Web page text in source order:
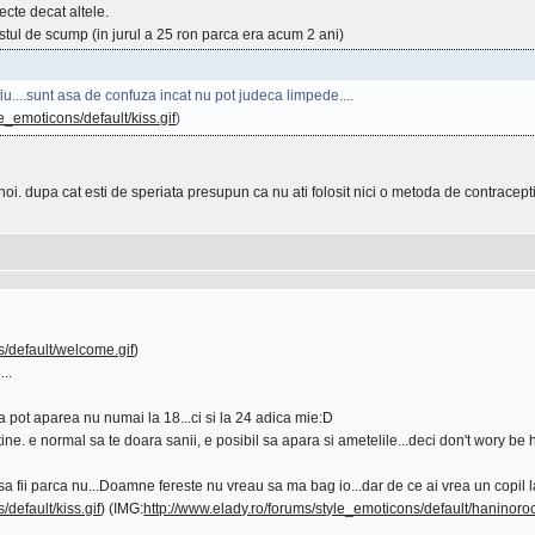
decat altele.
de scump (in jurul a 25 ron parca era acum 2 ani)
asa de confuza incat nu pot judeca limpede....
default/kiss.gif)
dupa cat esti de speriata presupun ca nu ati folosit nici o metoda de
default/welcome.gif)
aparea nu numai la 18...ci si la 24 adica mie:D
e normal sa te doara sanii, e posibil sa apara si ametelile...deci don't wory be
fii parca nu...Doamne fereste nu vreau sa ma bag io...dar de ce ai vrea un copil
default/kiss.gif) (IMG:http://www.elady.ro/forums/style_emoticons/default/